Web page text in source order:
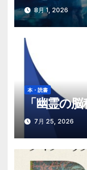
8月 1, 2026
本・読書
「幽霊の脳
7月 25, 2026